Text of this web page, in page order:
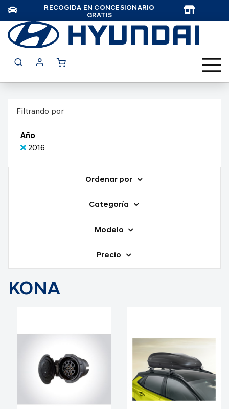
RECOGIDA EN CONCESIONARIO
GRATIS
Filtrando por
Año
2016
Ordenar por
Categoría
Modelo
Precio
KONA